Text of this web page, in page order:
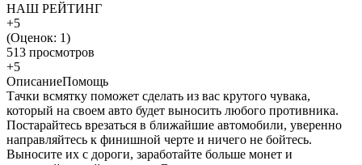
НАШ РЕЙТИНГ
+5
(Оценок: 1)
513 просмотров
+5
ОписаниеПомощь
Тачки всмятку поможет сделать из вас крутого чувака,
который на своем авто будет выносить любого противника.
Постарайтесь врезаться в ближайшие автомобили, уверенно
направляйтесь к финишной черте и ничего не бойтесь.
Выносите их с дороги, заработайте больше монет и